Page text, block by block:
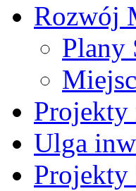
Rozwój
Plany
Projekty
Ulga
Projekty